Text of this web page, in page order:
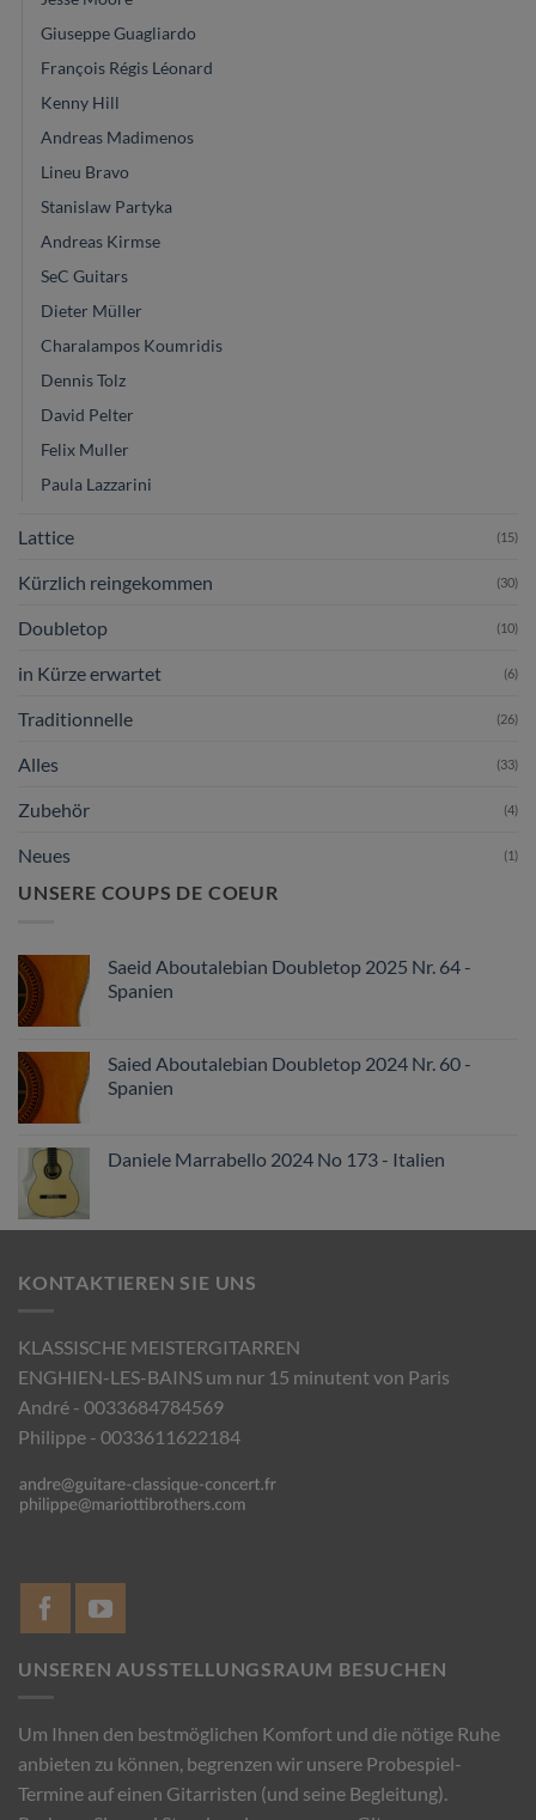
Giuseppe Guagliardo
François Régis Léonard
Kenny Hill
Andreas Madimenos
Lineu Bravo
Stanislaw Partyka
Andreas Kirmse
SeC Guitars
Dieter Müller
Charalampos Koumridis
Dennis Tolz
David Pelter
Felix Muller
Paula Lazzarini
Lattice (15)
Kürzlich reingekommen (30)
Doubletop (10)
in Kürze erwartet (6)
Traditionnelle (26)
Alles (33)
Zubehör (4)
Neues (1)
UNSERE COUPS DE COEUR
Saeid Aboutalebian Doubletop 2025 Nr. 64 -
Spanien
Saied Aboutalebian Doubletop 2024 Nr. 60 -
Spanien
Daniele Marrabello 2024 No 173 - Italien
KONTAKTIEREN SIE UNS
KLASSISCHE MEISTERGITARREN
ENGHIEN-LES-BAINS um nur 15 minutent von Paris
André - 0033684784569
Philippe - 0033611622184
UNSEREN AUSSTELLUNGSRAUM BESUCHEN
Um Ihnen den bestmöglichen Komfort und die nötige Ruhe
anbieten zu können, begrenzen wir unsere Probespiel-
Termine auf einen Gitarristen (und seine Begleitung).